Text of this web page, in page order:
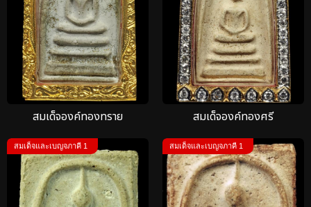
สมเด็จองค์ทองทราย สมเด็จองค์ทองศรี
สมเด็จและเบญจภาคี 1 สมเด็จและเบญจภาคี 1